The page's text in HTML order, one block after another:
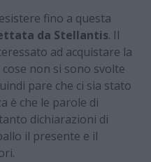
fino a questa
da Stellantis. Il
ad acquistare la
non si sono svolte
pare che ci sia stato
è che le parole di
dichiarazioni di
il presente e il